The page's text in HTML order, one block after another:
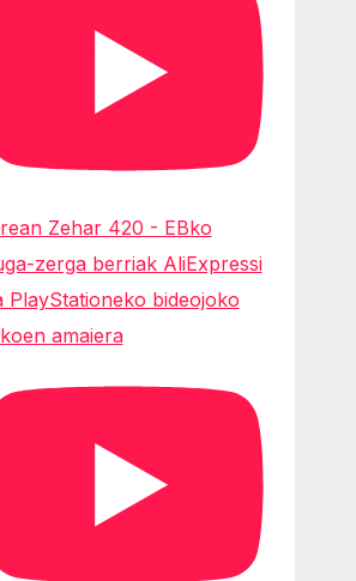
Zehar 420 - EBko
zerga berriak AliExpressi
PlayStationeko bideojoko
amaiera